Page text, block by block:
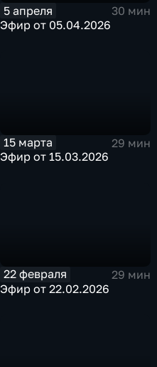
5 апреля
30 мин
Эфир от 05.04.2026
15 марта
29 мин
Эфир от 15.03.2026
22 февраля
29 мин
Эфир от 22.02.2026